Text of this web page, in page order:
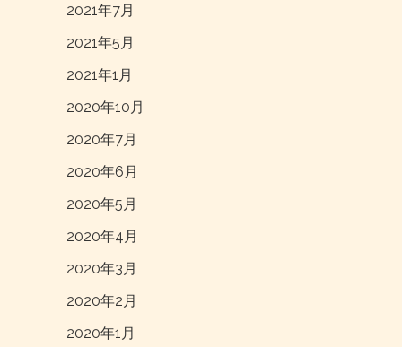
2021年7月
2021年5月
2021年1月
2020年10月
2020年7月
2020年6月
2020年5月
2020年4月
2020年3月
2020年2月
2020年1月